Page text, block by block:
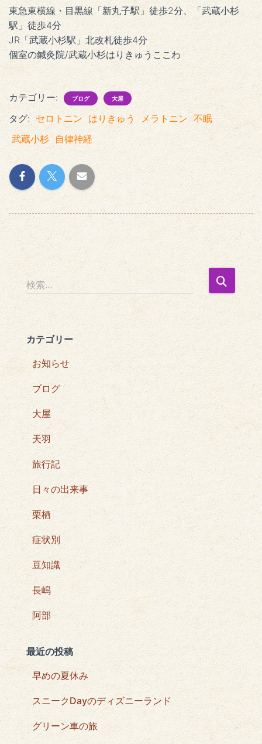
東急東横線・目黒線「新丸子駅」徒歩2分、「武蔵小杉
駅」徒歩4分
JR「武蔵小杉駅」北改札徒歩4分
個室の鍼灸院/武蔵小杉はりきゅうここわ
カテゴリー: ブログ 大屋
タグ: セロトニン はりきゅう メラトニン 不眠
武蔵小杉 自律神経
検
索
検索…
カテゴリー
お知らせ
ブログ
大屋
天羽
旅行記
日々の出来事
栗栖
症状別
豆知識
長嶋
阿部
最近の投稿
早めの夏休み
スニークDayのディズニーランド
グリーン車の旅